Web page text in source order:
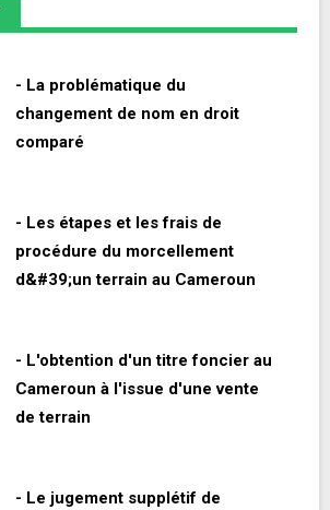
- La problématique du
changement de nom en droit
comparé
- Les étapes et les frais de
procédure du morcellement
d&#39;un terrain au Cameroun
- L'obtention d'un titre foncier au
Cameroun à l'issue d'une vente
de terrain
- Le jugement supplétif de